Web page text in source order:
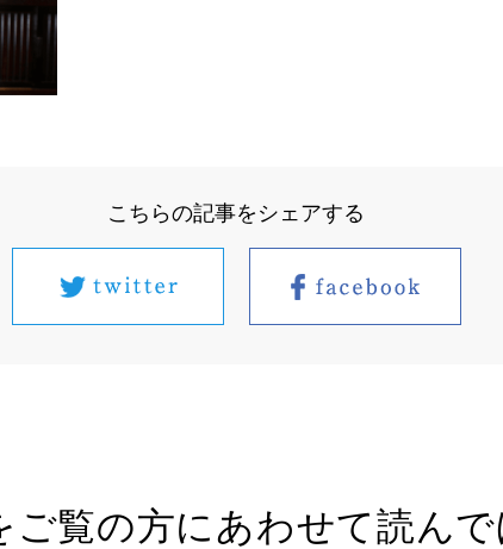
こちらの記事をシェアする
ご覧の方にあわせて読ん